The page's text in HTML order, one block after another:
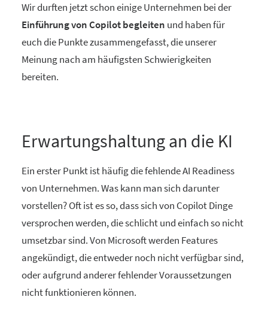
Wir durften jetzt schon einige Unternehmen bei der
Einführung von Copilot begleiten und haben für
euch die Punkte zusammengefasst, die unserer
Meinung nach am häufigsten Schwierigkeiten
bereiten.
Erwartungshaltung an die KI
Ein erster Punkt ist häufig die fehlende AI Readiness
von Unternehmen. Was kann man sich darunter
vorstellen? Oft ist es so, dass sich von Copilot Dinge
versprochen werden, die schlicht und einfach so nicht
umsetzbar sind. Von Microsoft werden Features
angekündigt, die entweder noch nicht verfügbar sind,
oder aufgrund anderer fehlender Voraussetzungen
nicht funktionieren können.